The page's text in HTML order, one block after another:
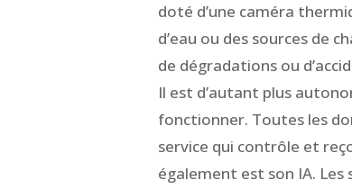
doté d’une caméra
d’eau ou des sources de
de dégradations ou
Il est d’autant plus
fonctionner. Toutes les
service qui contrôle et
également est son IA. Les